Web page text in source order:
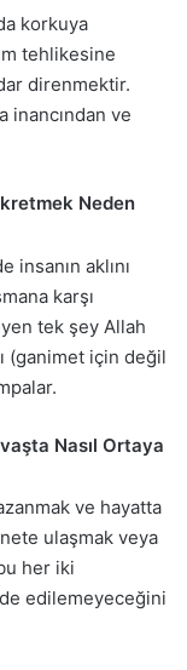
korkuya
tehlikesine
direnmektir.
inancından ve
Neden
aklını
karşı
tek şey Allah
(ganimet için değil
Nasıl Ortaya
ve hayatta
ulaşmak veya
her iki
edilemeyeceğini